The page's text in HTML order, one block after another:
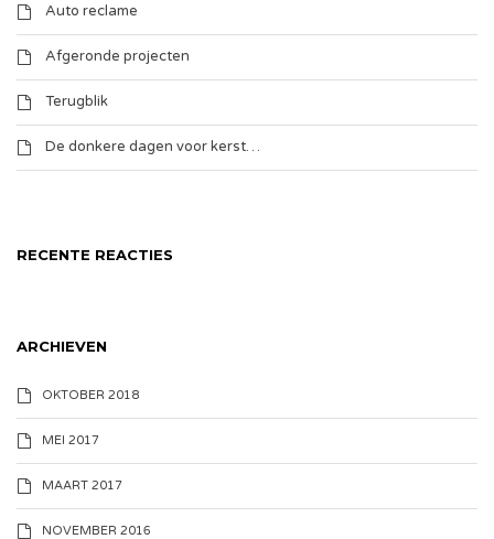
Auto reclame
Afgeronde projecten
Terugblik
De donkere dagen voor kerst…
RECENTE REACTIES
ARCHIEVEN
OKTOBER 2018
MEI 2017
MAART 2017
NOVEMBER 2016